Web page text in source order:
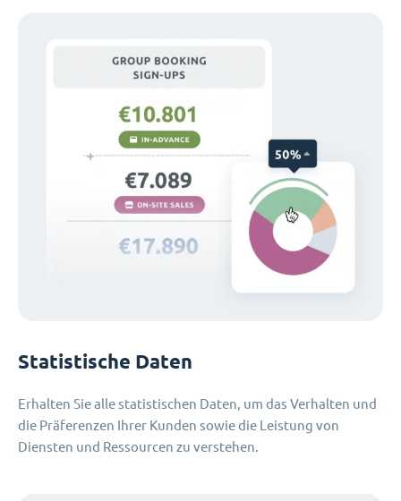
Statistische Daten
Erhalten Sie alle statistischen Daten, um das Verhalten und
die Präferenzen Ihrer Kunden sowie die Leistung von
Diensten und Ressourcen zu verstehen.